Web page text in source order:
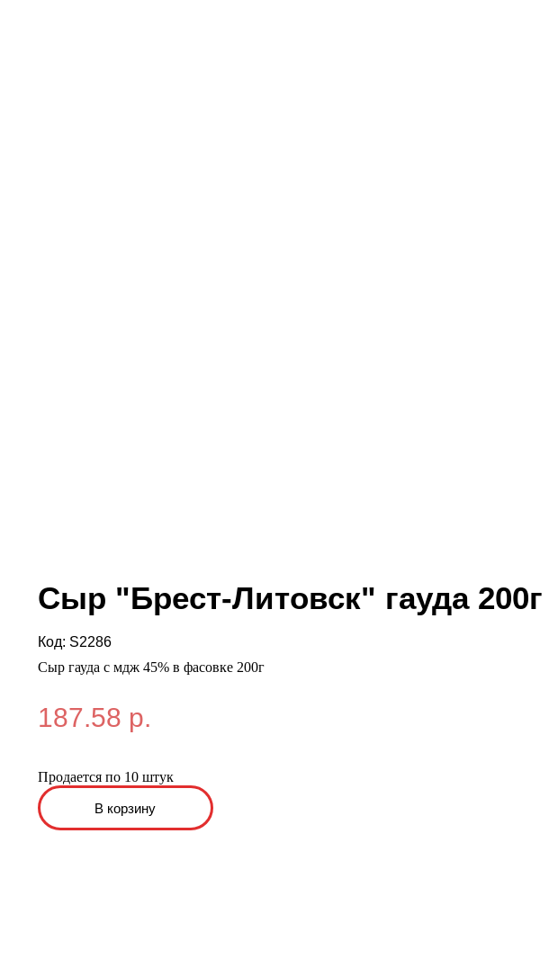
Сыр "Брест-Литовск" гауда 200г
Код: S2286
Сыр гауда с мдж 45% в фасовке 200г
187.58 р.
Продается по 10 штук